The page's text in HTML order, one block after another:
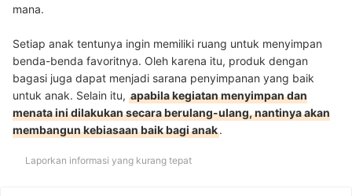
mana.
Setiap anak tentunya ingin memiliki ruang untuk menyimpan
benda-benda favoritnya. Oleh karena itu, produk dengan
bagasi juga dapat menjadi sarana penyimpanan yang baik
untuk anak. Selain itu, apabila kegiatan menyimpan dan
menata ini dilakukan secara berulang-ulang, nantinya akan
membangun kebiasaan baik bagi anak.
Laporkan informasi yang kurang tepat